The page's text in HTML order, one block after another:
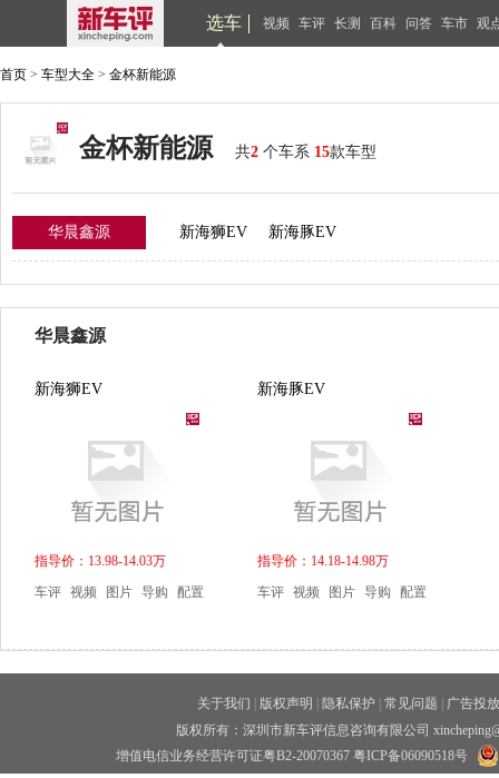
选车 视频 车评 长测 百科 问答 车市 观
首页 > 车型大全 > 金杯新能源
金杯新能源 共2 个车系 15款车型
华晨鑫源 新海狮EV 新海豚EV
华晨鑫源
新海狮EV
指导价：13.98-14.03万
车评 视频 图片 导购 配置
新海豚EV
指导价：14.18-14.98万
车评 视频 图片 导购 配置
关于我们 版权声明 隐私保护 常见问题
广告投放
版权所有：深圳市新车评信息咨询有限公司
增值电信业务经营许可证粤B2-20070367 粤ICP备06090518号